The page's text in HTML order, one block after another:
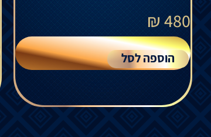
480
₪
הוספה לסל